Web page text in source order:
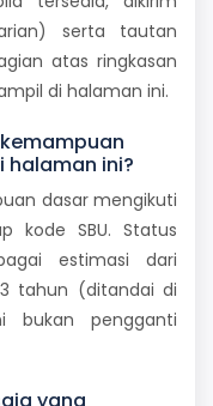
serta tautan
atas ringkasan
di halaman ini.
halaman ini?
dasar mengikuti
kode SBU. Status
estimasi dari
tahun (ditandai di
bukan pengganti
yang